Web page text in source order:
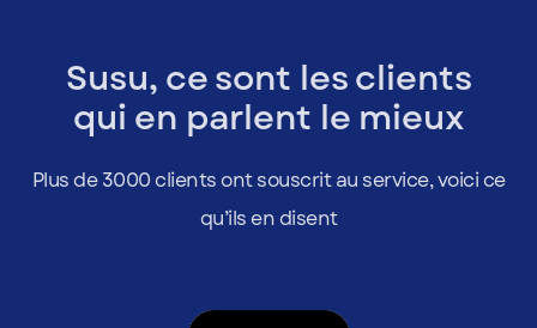
Susu, ce sont les clients
qui en parlent le mieux
Plus de 3000 clients ont souscrit au service, voici ce
qu’ils en disent